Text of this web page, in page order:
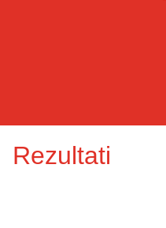
Rezultati